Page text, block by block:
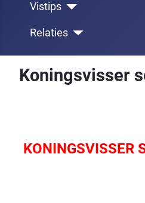
Vistips
Relaties
Koningsvisser
KONINGSVISSER